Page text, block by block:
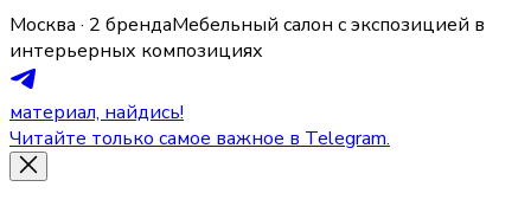
Москва · 2 брендаМебельный салон с экспозицией в
интерьерных композициях
материал, найдись!
Читайте только самое важное в Telegram.